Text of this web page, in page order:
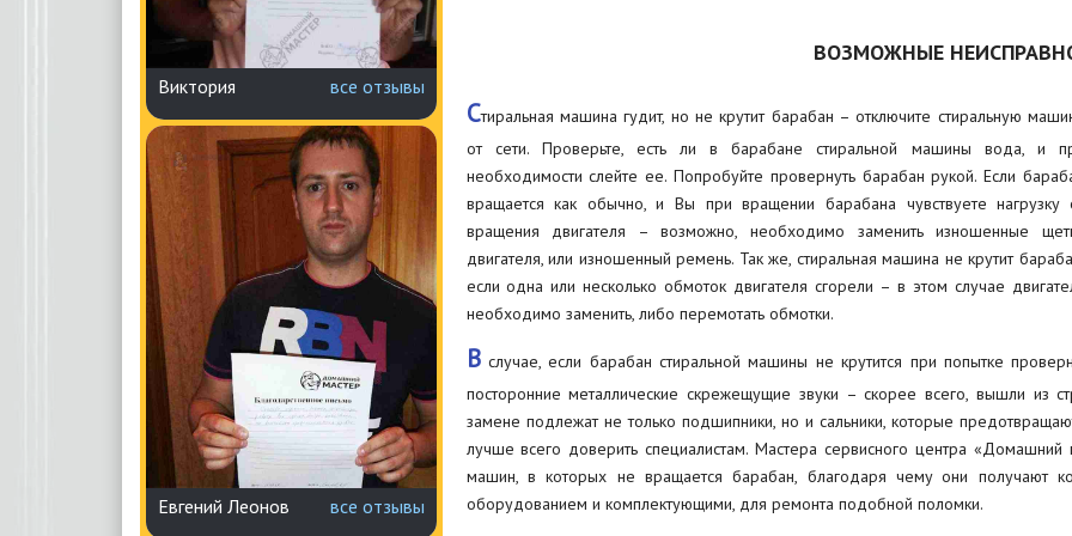
Виктория все отзывы
Евгений Леонов все отзывы
ВОЗМОЖНЫЕ
Стиральная машина гудит, но не крутит барабан – отключите стиральную
от сети. Проверьте, есть ли в барабане стиральной машины вода, и
необходимости слейте ее. Попробуйте провернуть барабан рукой. Если
вращается как обычно, и Вы при вращении барабана чувствуете нагрузку
вращения двигателя – возможно, необходимо заменить изношенные
двигателя, или изношенный ремень. Так же, стиральная машина не крутит
если одна или несколько обмоток двигателя сгорели – в этом случае
необходимо заменить, либо перемотать обмотки.
Вслучае, если барабан стиральной машины не крутится при попытке
посторонние металлические скрежещущие звуки – скорее всего, вышли из
замене подлежат не только подшипники, но и сальники, которые
лучше всего доверить специалистам. Мастера сервисного центра
машин, в которых не вращается барабан, благодаря чему они получают
оборудованием и комплектующими, для ремонта подобной поломки.